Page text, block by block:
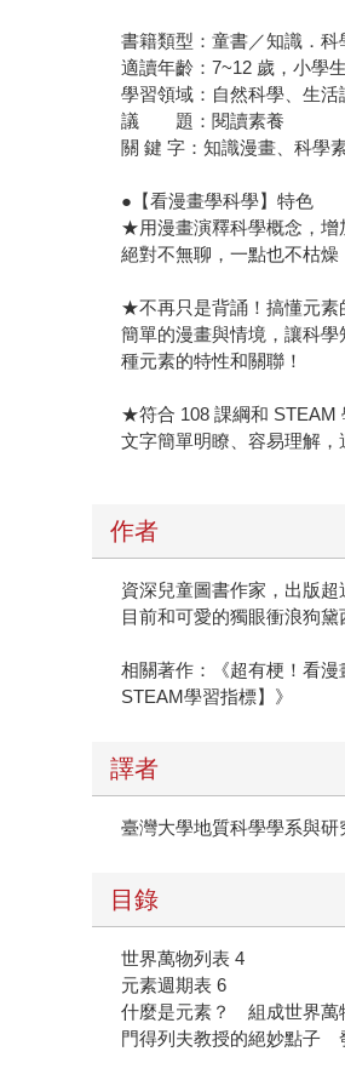
書籍類型：童書／知識．科
適讀年齡：7~12 歲，小學
學習領域：自然科學、生活
議 題：閱讀素養
關 鍵 字：知識漫畫、科學
●【看漫畫學科學】特色
★用漫畫演釋科學概念，增
絕對不無聊，一點也不枯
★不再只是背誦！搞懂元素
簡單的漫畫與情境，讓科
種元素的特性和關聯！
★符合 108 課綱和 STEAM
文字簡單明瞭、容易理解
作者
資深兒童圖書作家，出版超
目前和可愛的獨眼衝浪狗
相關著作：《超有梗！看
STEAM學習指標】》
譯者
臺灣大學地質科學學系與研
目錄
世界萬物列表 4
元素週期表 6
什麼是元素？ 組成世界萬
門得列夫教授的絕妙點子